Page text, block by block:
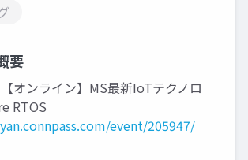
要
オンライン】MS最新IoTテクノロ
RTOS
event/205947/